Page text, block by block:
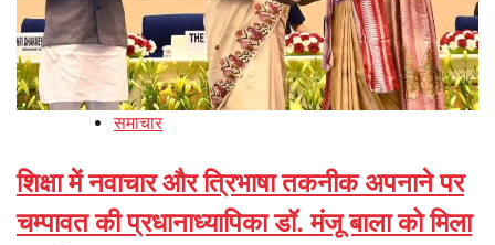
समाचार
शिक्षा में नवाचार और त्रिभाषा तकनीक अपनाने पर
चम्पावत की प्रधानाध्यापिका डॉ. मंजू बाला को मिला